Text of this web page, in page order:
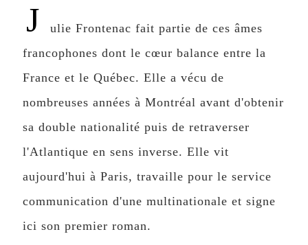
J
ulie Frontenac fait partie de ces âmes
francophones dont le cœur balance entre la
France et le Québec. Elle a vécu de
nombreuses années à Montréal avant d'obtenir
sa double nationalité puis de retraverser
l'Atlantique en sens inverse. Elle vit
aujourd'hui à Paris, travaille pour le service
communication d'une multinationale et signe
ici son premier roman.